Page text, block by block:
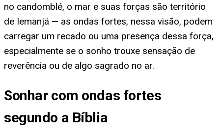
no candomblé, o mar e suas forças são território
de Iemanjá — as ondas fortes, nessa visão, podem
carregar um recado ou uma presença dessa força,
especialmente se o sonho trouxe sensação de
reverência ou de algo sagrado no ar.
Sonhar com ondas fortes
segundo a Bíblia